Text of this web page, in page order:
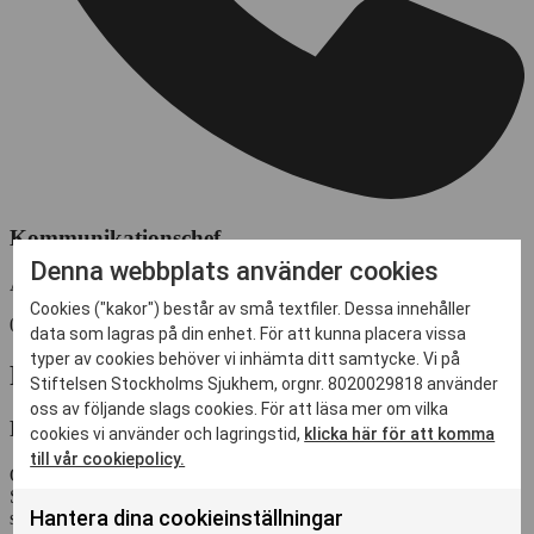
Kommunikationschef
Annika Kullman Höök
073-9177443
Fototillstånd
Fototillstånd
Om du ska fotografera eller filma i våra lokaler på Stockholms
Sjukhem behöver du ett fototillstånd. Fototillståndet är till för att
skydda boende, patienters och besökares integritet och är därmed ett
Denna webbplats använder cookies
Cookies ("kakor") består av små textfiler. Dessa innehåller
data som lagras på din enhet. För att kunna placera vissa
typer av cookies behöver vi inhämta ditt samtycke. Vi på
Stiftelsen Stockholms Sjukhem, orgnr. 8020029818 använder
oss av följande slags cookies. För att läsa mer om vilka
cookies vi använder och lagringstid, klicka här för att komma
till vår cookiepolicy.
Hantera dina cookieinställningar